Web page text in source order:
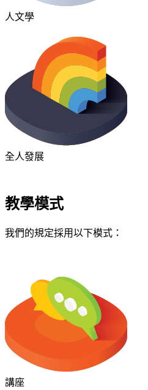
人文學
全人發展
教學模式
我們的規定採用以下模式：
講座